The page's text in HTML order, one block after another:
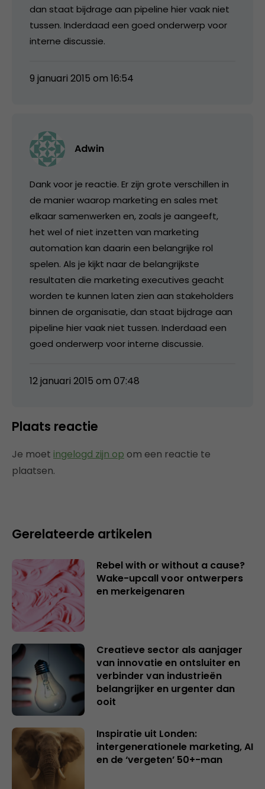
dan staat bijdrage aan pipeline hier vaak niet
tussen. Inderdaad een goed onderwerp voor
interne discussie.
9 januari 2015 om 16:54
Adwin
Dank voor je reactie. Er zijn grote verschillen in
de manier waarop marketing en sales met
elkaar samenwerken en, zoals je aangeeft,
het wel of niet inzetten van marketing
automation kan daarin een belangrijke rol
spelen. Als je kijkt naar de belangrijkste
resultaten die marketing executives geacht
worden te kunnen laten zien aan stakeholders
binnen de organisatie, dan staat bijdrage aan
pipeline hier vaak niet tussen. Inderdaad een
goed onderwerp voor interne discussie.
12 januari 2015 om 07:48
Plaats reactie
Je moet ingelogd zijn op om een reactie te
plaatsen.
Gerelateerde artikelen
Rebel with or without a cause?
Wake-upcall voor ontwerpers
en merkeigenaren
Creatieve sector als aanjager
van innovatie en ontsluiter en
verbinder van industrieën
belangrijker en urgenter dan
ooit
Inspiratie uit Londen:
intergenerationele marketing, AI
en de ‘vergeten’ 50+-man